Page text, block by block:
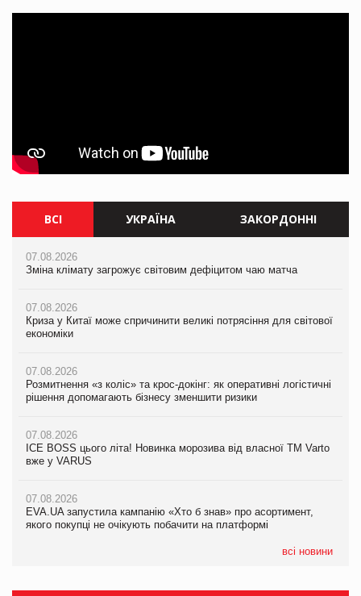
ВСІ УКРАЇНА ЗАКОРДОННІ
07.08.2026
Зміна клімату загрожує світовим дефіцитом чаю матча
07.08.2026
Криза у Китаї може спричинити великі потрясіння для світової
економіки
07.08.2026
Розмитнення «з коліс» та крос-докінг: як оперативні логістичні
рішення допомагають бізнесу зменшити ризики
07.08.2026
ICE BOSS цього літа! Новинка морозива від власної ТМ Varto
вже у VARUS
07.08.2026
EVA.UA запустила кампанію «Хто б знав» про асортимент,
якого покупці не очікують побачити на платформі
всі новини
07.08.2026
Зміна клімату загрожує світовим дефіцитом чаю матча
07.08.2026
Криза у Китаї може спричинити великі потрясіння для світової
економіки
07.08.2026
Kraft Heinz скоротила збиток у першому півріччі
Продажі Hugo Boss впали на 9%
07.08.2026
Зміна клімату загрожує світовим дефіцитом чаю матча
07.08.2026
Криза у Китаї може спричинити великі потрясіння для світової
економіки
07.08.2026
Kraft Heinz скоротила збиток у першому півріччі
Продажі Hugo Boss впали на 9%